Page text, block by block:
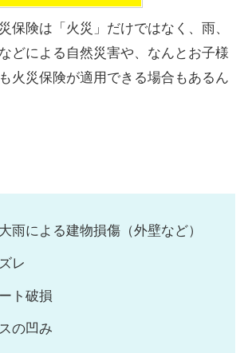
保険は「火災」だけではなく、雨、
どによる自然災害や、なんとお子様
火災保険が適用できる場合もあるん
雨による建物損傷（外壁など）
レ
ト破損
の凹み